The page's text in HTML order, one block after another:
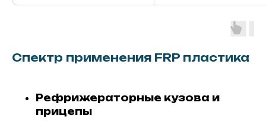
Спектр применения FRP пластика
Рефрижераторные кузова и
прицепы